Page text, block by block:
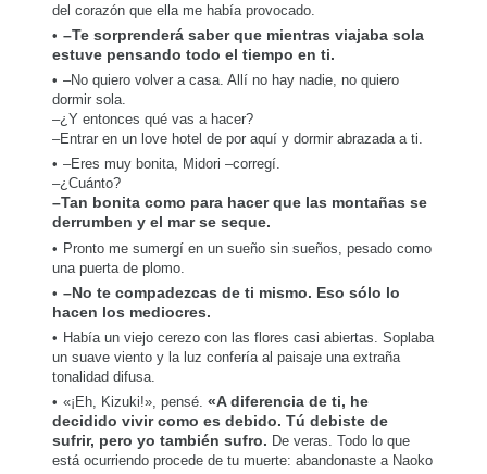
del corazón que ella me había provocado.
–Te sorprenderá saber que mientras viajaba sola
estuve pensando todo el tiempo en ti.
–No quiero volver a casa. Allí no hay nadie, no quiero
dormir sola.
–¿Y entonces qué vas a hacer?
–Entrar en un love hotel de por aquí y dormir abrazada a ti.
–Eres muy bonita, Midori –corregí.
–¿Cuánto?
–Tan bonita como para hacer que las montañas se
derrumben y el mar se seque.
Pronto me sumergí en un sueño sin sueños, pesado como
una puerta de plomo.
–No te compadezcas de ti mismo. Eso sólo lo
hacen los mediocres.
Había un viejo cerezo con las flores casi abiertas. Soplaba
un suave viento y la luz confería al paisaje una extraña
tonalidad difusa.
«¡Eh, Kizuki!», pensé.«A diferencia de ti, he
decidido vivir como es debido. Tú debiste de
sufrir, pero yo también sufro. De veras. Todo lo que
está ocurriendo procede de tu muerte: abandonaste a Naoko